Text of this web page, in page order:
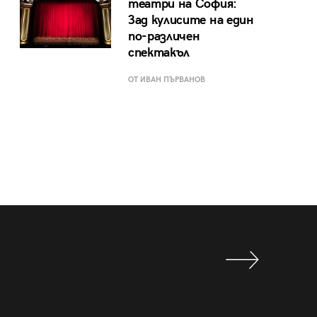
театри на София:
Зад кулисите на един
по-различен
спектакъл
ОТ ИВАН ПЪРВАНОВ